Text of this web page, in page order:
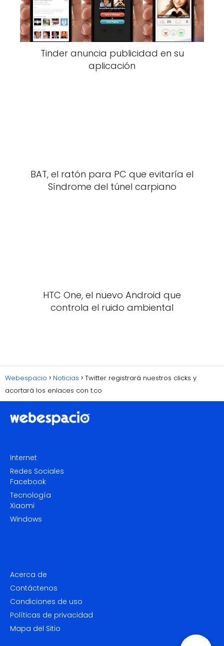
Tinder anuncia publicidad en su
aplicación
BAT, el ratón para PC que evitaría el
Síndrome del túnel carpiano
HTC One, el nuevo Android que
controla el ruido ambiental
Webespacio Noticias
Twitter registrará nuestros clicks y
acortará los enlaces con t.co
Internet
Redes Sociales
Facebook
Tecnología
Xiaomi
Windows
Acerca de
Contáctenos
Condiciones de uso
Políticas de privacidad
Mapa del Sitio